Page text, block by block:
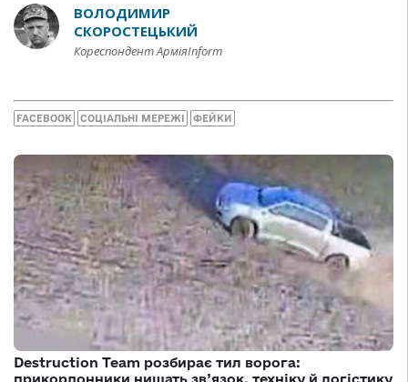
ВОЛОДИМИР
СКОРОСТЕЦЬКИЙ
Кореспондент АрміяInform
FACEBOOK СОЦІАЛЬНІ МЕРЕЖІ ФЕЙКИ
Destruction Team розбирає тил ворога: